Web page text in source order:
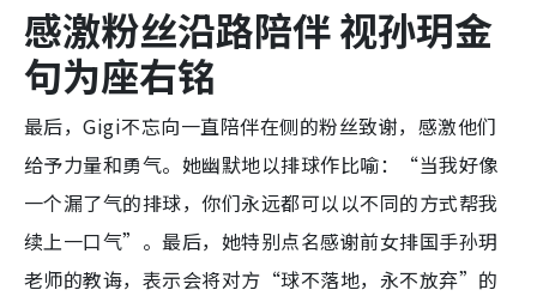
感激粉丝沿路陪伴 视孙玥金
句为座右铭
最后，Gigi不忘向一直陪伴在侧的粉丝致谢，感激他们
给予力量和勇气。她幽默地以排球作比喻：“当我好像
一个漏了气的排球，你们永远都可以以不同的方式帮我
续上一口气”。最后，她特别点名感谢前女排国手孙玥
老师的教诲，表示会将对方“球不落地，永不放弃”的